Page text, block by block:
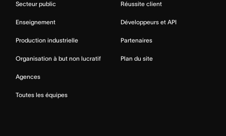
Secteur public
Enseignement
Production industrielle
Organisation à but non lucratif
Agences
Toutes les équipes
Réussite client
Développeurs et API
Partenaires
Plan du site